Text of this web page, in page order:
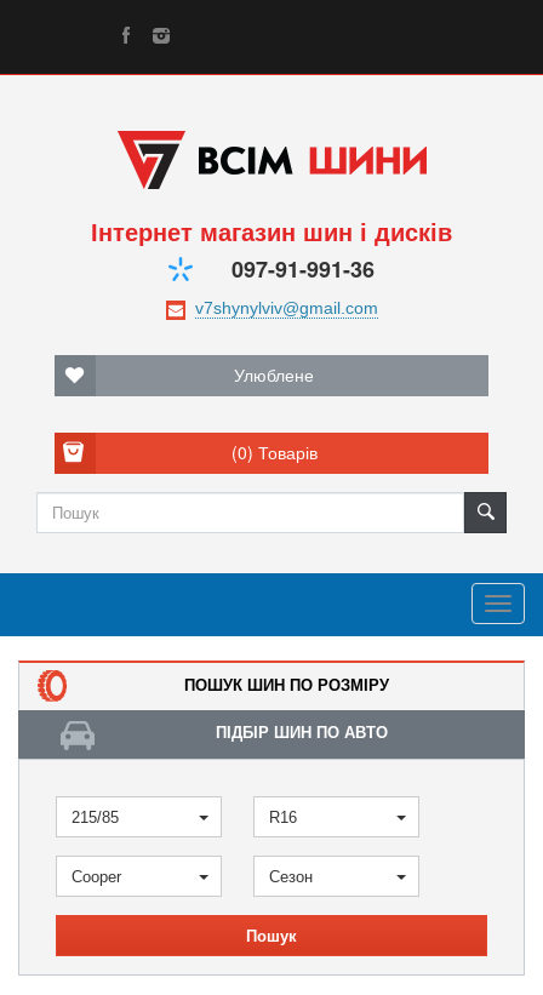
Інтернет магазин шин і дисків
097-91-991-36
Улюблене
(0) Товарів
ПОШУК ШИН ПО РОЗМІРУ
ПІДБІР ШИН ПО АВТО
215/85 R16
Cooper Сезон
Пошук